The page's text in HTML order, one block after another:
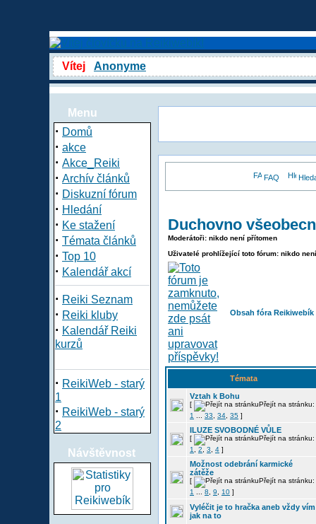
Vítej Anonyme
Menu
· Domů
· akce
· Akce_Reiki
· Archív článků
· Diskuzní fórum
· Hledání
· Ke stažení
· Témata článků
· Top 10
· Kalendář akcí
· Reiki Seznam
· Reiki kluby
· Kalendář Reiki
kurzů
· ReikiWeb - starý
1
· ReikiWeb - starý
2
Návštěvnost
FAQ
Duchovno
Moderátoři: nikdo není přítomen
Uživatelé prohlížející toto fórum: nikdo
Obsah fóra Reikiwebík
Témata
Vztah k Bohu
[
Přejít na stránku:
1
33 34 35 ]
ILUZE SVOBODNÉ VŮLE
[
Přejít na stránku:
1
2 3 4 ]
Možnost odebrání karmické
zátěže
[
Přejít na stránku:
1
8 9 10 ]
Vyléčit je to hračka aneb vždy vím
jak na to